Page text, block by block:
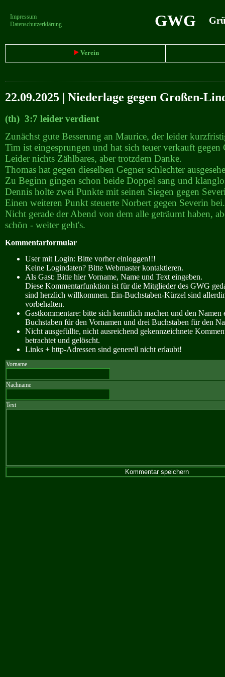
Impressum
Datenschutzerklärung
GWG
Verein
22.09.2025 | Niederlage gegen Großen-
(th) 3:7 leider verdient
Zunächst gute Besserung an Maurice, der leider
Tim ist eingesprungen und hat sich teuer verkauft gegen
Leider nichts Zählbares, aber trotzdem Danke.
Thomas hat gegen dieselben Gegner schlechter
Zu Beginn gingen schon beide Doppel sang und
Dennis holte zwei Punkte mit seinen Siegen gegen
Einen weiteren Punkt steuerte Norbert gegen Severin bei.
Nicht gerade der Abend von dem alle geträumt haben,
schön - weiter geht's.
Kommentarformular
User mit Login: Bitte vorher einloggen!!!
Keine Logindaten? Bitte Webmaster kontaktieren.
Als Gast: Bitte hier Vorname, Name und Text eingeben.
Diese Kommentarfunktion ist für die Mitglieder des GWG
sind herzlich willkommen. Ein-Buchstaben-Kürzel sind
vorbehalten.
Gastkommentare: bitte sich kenntlich machen und den Namen
Buchstaben für den Vornamen und drei Buchstaben für den
Nicht ausgefüllte, nicht ausreichend gekennzeichnete
betrachtet und gelöscht.
Links + http-Adressen sind generell nicht erlaubt!
Vorname
Nachname
Text